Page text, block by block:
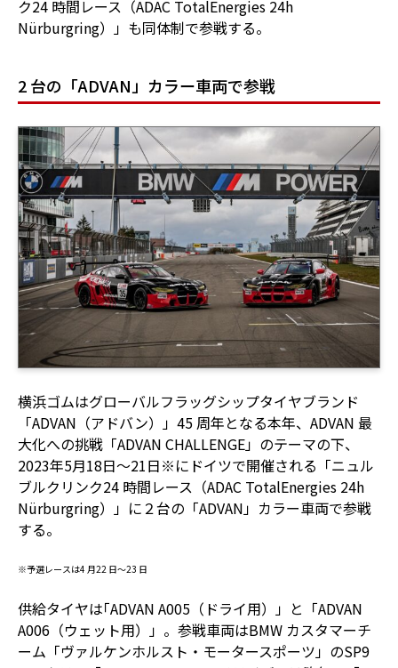
ク24 時間レース（ADAC TotalEnergies 24h
Nürburgring）」も同体制で参戦する。
2 台の「ADVAN」カラー車両で参戦
横浜ゴムはグローバルフラッグシップタイヤブランド
「ADVAN（アドバン）」45 周年となる本年、ADVAN 最
大化への挑戦「ADVAN CHALLENGE」のテーマの下、
2023年5月18日～21日※にドイツで開催される「ニュル
ブルクリンク24 時間レース（ADAC TotalEnergies 24h
Nürburgring）」に２台の「ADVAN」カラー車両で参戦
する。
※予選レースは4 月22 日～23 日
供給タイヤは｢ADVAN A005（ドライ用）」と「ADVAN
A006（ウェット用）」。参戦車両はBMW カスタマーチ
ーム「ヴァルケンホルスト・モータースポーツ」のSP9